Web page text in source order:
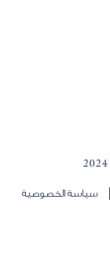
سياسة الخصوصية